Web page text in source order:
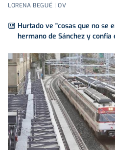
LORENA BEGUÉ | OV
Hurtado ve "cosas que no se
hermano de Sánchez y